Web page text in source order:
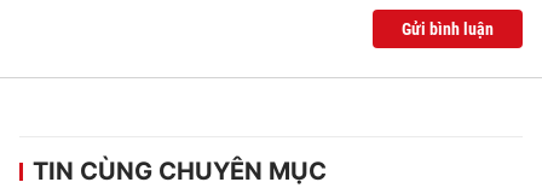
Gửi bình luận
TIN CÙNG CHUYÊN MỤC